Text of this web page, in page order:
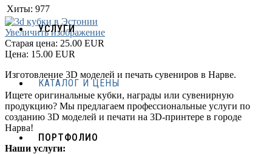
УСЛУГИ
КАТАЛОГ И ЦЕНЫ
ПОРТФОЛИО
Хиты: 977
Увеличить изображение
Старая цена: 25.00 EUR
Цена: 15.00 EUR
Изготовление 3D моделей и печать сувениров в Нарве.
Ищете оригинальные кубки, награды или сувенирную
продукцию? Мы предлагаем профессиональные услуги по
созданию 3D моделей и печати на 3D-принтере в городе
Нарва!
Наши услуги: